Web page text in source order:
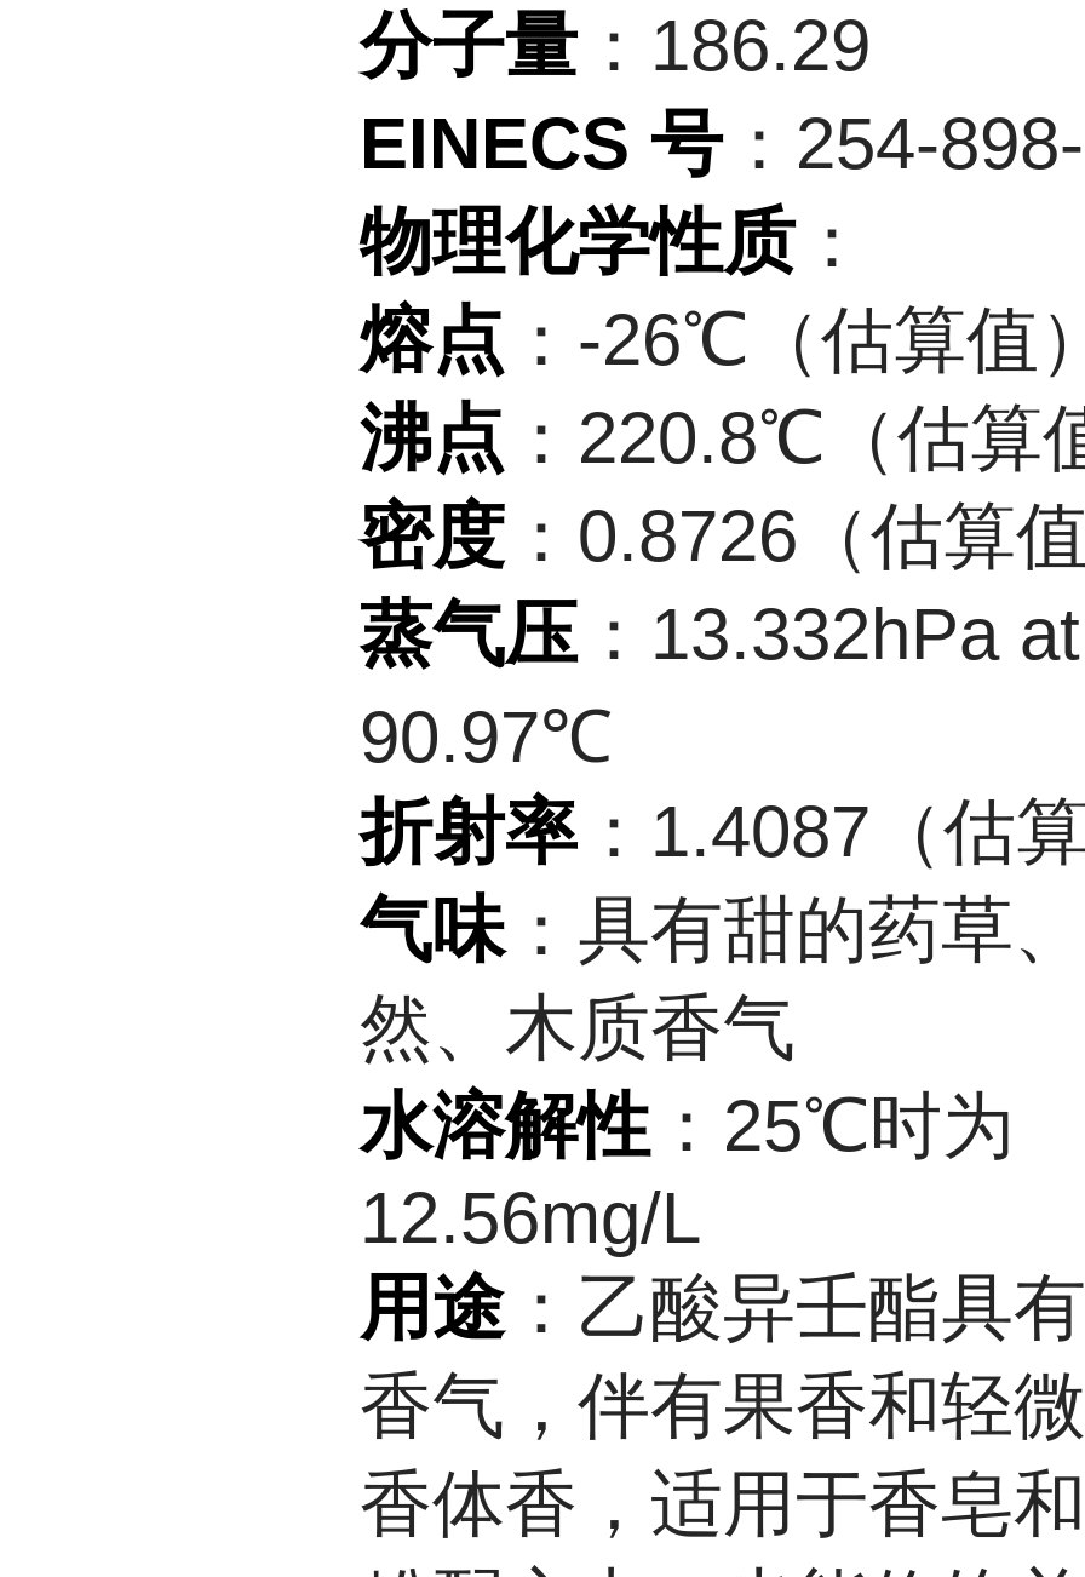
分子量 ：186.29
EINECS 号：254-
物理化学性质：
熔点 ：-26℃（估算值
沸点 ：220.8℃（估算
密度 ：0.8726（估算
蒸气压：13.332hPa at
90.97℃
折射率 ：1.4087（估
气味：具有甜的药草
然、木质香气
水溶解性：25℃时为
12.56mg/L
用途：乙酸异壬酯具
香气，伴有果香和轻
香体香，适用于香皂